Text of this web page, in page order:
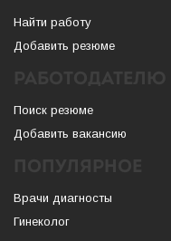
Найти работу
Добавить резюме
Поиск резюме
Добавить вакансию
Врачи диагносты
Гинеколог